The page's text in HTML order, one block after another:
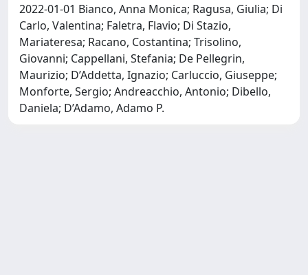
2022-01-01 Bianco, Anna Monica; Ragusa, Giulia; Di
Carlo, Valentina; Faletra, Flavio; Di Stazio,
Mariateresa; Racano, Costantina; Trisolino,
Giovanni; Cappellani, Stefania; De Pellegrin,
Maurizio; D’Addetta, Ignazio; Carluccio, Giuseppe;
Monforte, Sergio; Andreacchio, Antonio; Dibello,
Daniela; D’Adamo, Adamo P.